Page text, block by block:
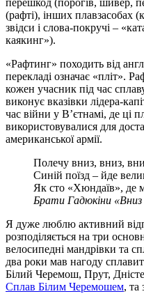
(рафті), інших плавзасобах
звідси і слова-покручі –
каякинг»).
«Рафтинг» походить від
перекладі означає «пліт».
кожен учасник під час
виконує вказівки лідера-
час війни у В’єтнамі, де ці
використовувалися для
американської армії.
Полечу вниз, вниз,
Синій поїзд – йде
Як сто «Хюндаїв», де
Брати Гадюкіни
Я дуже люблю активний
розподіляється на три
велосипедні мандрівки та
два роки мав нагоду
Білий Черемош, Прут,
Сплав Білим Черемошем, та